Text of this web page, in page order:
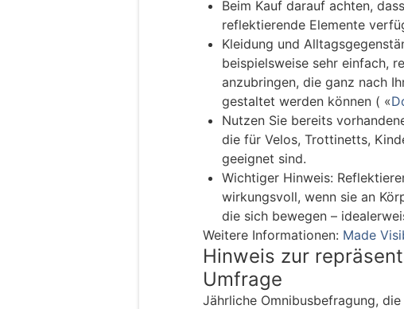
Beim Kauf darauf achten,
reflektierende Elemente
Kleidung und
beispielsweise sehr einfach,
anzubringen, die ganz nach
gestaltet werden können ( «
Nutzen Sie bereits
die für Velos, Trottinetts,
geeignet sind.
Wichtiger Hinweis:
wirkungsvoll, wenn sie an
die sich bewegen –
Weitere Informationen: Made
Hinweis zur
Umfrage
Jährliche Omnibusbefragung,